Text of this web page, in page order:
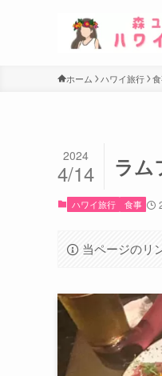
ホーム ハワイ旅行
ラム
2024
4/14
ハワイ旅行 食事
当ページのリ